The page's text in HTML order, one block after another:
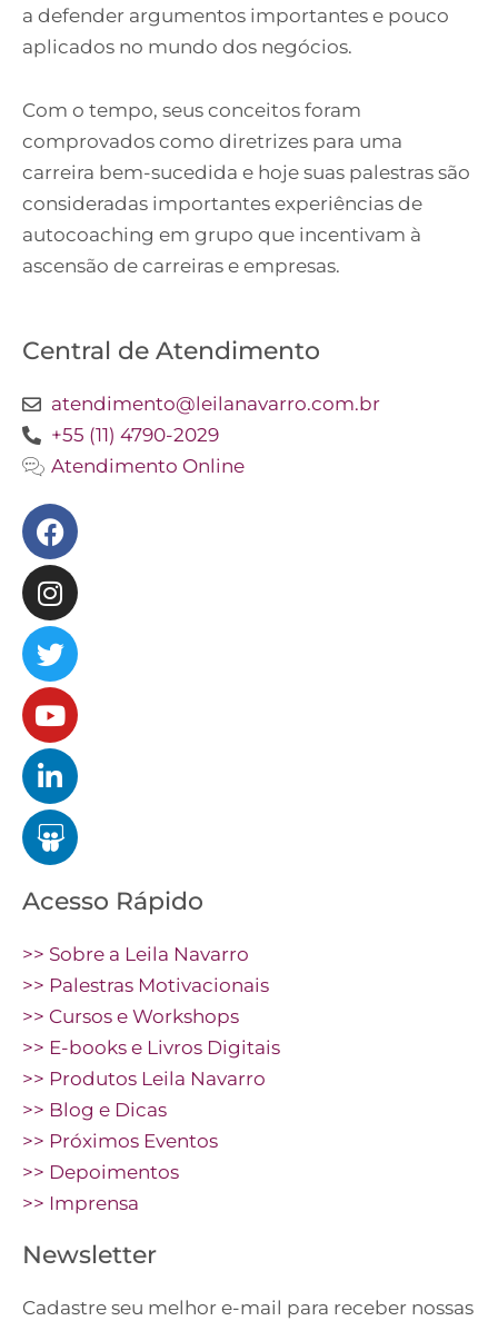
a defender argumentos importantes e pouco
aplicados no mundo dos negócios.
Com o tempo, seus conceitos foram
comprovados como diretrizes para uma
carreira bem-sucedida e hoje suas palestras são
consideradas importantes experiências de
autocoaching em grupo que incentivam à
ascensão de carreiras e empresas.
Central de Atendimento
atendimento@leilanavarro.com.br
+55 (11) 4790-2029
Atendimento Online
Facebook
Instagram
Twitter
Youtube
Linkedin
Slideshare
Acesso Rápido
>> Sobre a Leila Navarro
>> Palestras Motivacionais
>> Cursos e Workshops
>> E-books e Livros Digitais
>> Produtos Leila Navarro
>> Blog e Dicas
>> Próximos Eventos
>> Depoimentos
>> Imprensa
Newsletter
Cadastre seu melhor e-mail para receber nossas